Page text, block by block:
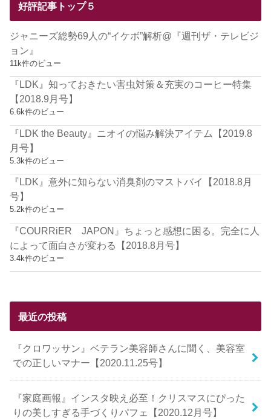
好評記事トップ５
ジャニーズ総勢69人の“イケボ”解析@『週刊ザ・テレビジ
ョン』
11k件のビュー
『LDK』知っておきたい害虫対策＆充実のコーヒー特集
【2018.9月号】
6.6k件のビュー
『LDK the Beauty』ニオイの悩み解決アイテム【2019.8
月号】
5.3k件のビュー
『LDK』意外に知らない消臭剤のマストバイ【2018.8月
号】
5.2k件のビュー
『COURRiER JAPON』ちょっと感想に困る。完全に人
によって面白さが変わる【2018.8月号】
3.4k件のビュー
最近の投稿
『クロワッサン』ベテラン美容師さんに聞く、美容室
での正しいマナー【2020.11.25号】
『家庭画報』インスタ映え必至！クリスマスにぴった
りの美しすぎる手づくりパフェ【2020.12月号】